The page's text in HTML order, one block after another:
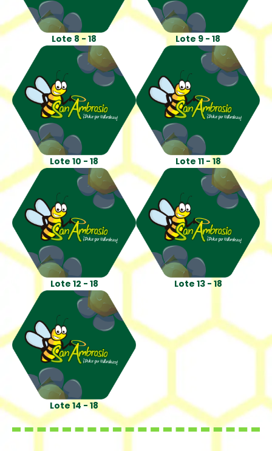
Lote 8 - 18 Lote 9 - 18
Lote 10 - 18 Lote 11 - 18
Lote 12 - 18 Lote 13 - 18
Lote 14 - 18